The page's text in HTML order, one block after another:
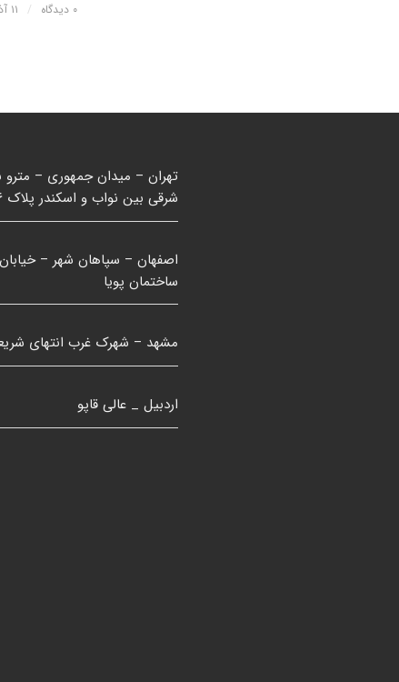
۰ دیدگاه / ۱۱ آذر ۱۳۹۹
تهران – میدان جمهوری – مترو
شرقی بین نواب و اسکندر پلاک ۵۴۶ واحد ۱۰
اصفهان – سپاهان شهر –
ساختمان پویا
مشهد – شهرک غرب انتهای شریعتی ۵۹
اردبیل _ عالی قاپو